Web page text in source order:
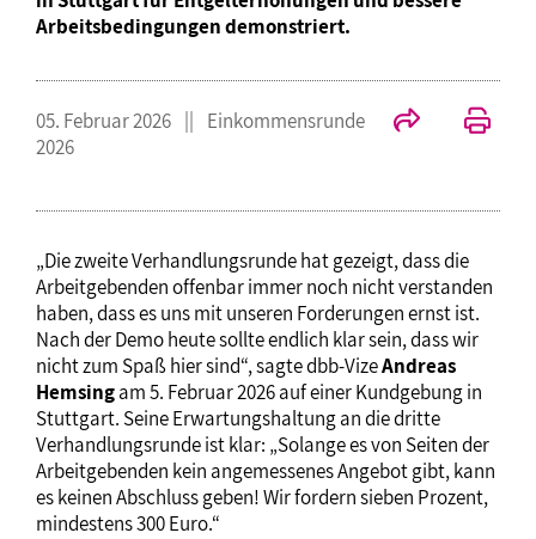
Arbeitsbedingungen demonstriert.
05. Februar 2026
Einkommensrunde
2026
„Die zweite Verhandlungsrunde hat gezeigt, dass die
Arbeitgebenden offenbar immer noch nicht verstanden
haben, dass es uns mit unseren Forderungen ernst ist.
Nach der Demo heute sollte endlich klar sein, dass wir
nicht zum Spaß hier sind“, sagte dbb-VizeAndreas
Hemsingam 5. Februar 2026 auf einer Kundgebung in
Stuttgart. Seine Erwartungshaltung an die dritte
Verhandlungsrunde ist klar: „Solange es von Seiten der
Arbeitgebenden kein angemessenes Angebot gibt, kann
es keinen Abschluss geben! Wir fordern sieben Prozent,
mindestens 300 Euro.“